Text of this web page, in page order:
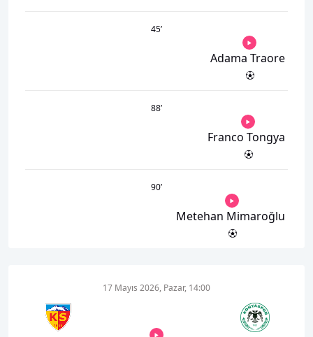
45’
Adama Traore
88’
Franco Tongya
90’
Metehan Mimaroğlu
17 Mayıs 2026, Pazar, 14:00